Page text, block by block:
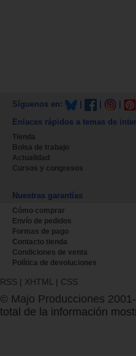
Síguenos en:
Enlaces rápidos a temas de
Tienda
Bolsa de trabajo
Actualidad
Cursos y congresos
Nuestras garantías
Cómo comprar
Envío de pedidos
Formas de pago
Contacto tienda
Condiciones de venta
Política de devoluciones
RSS | XHTML | CSS
© Majo Producciones
total de la información